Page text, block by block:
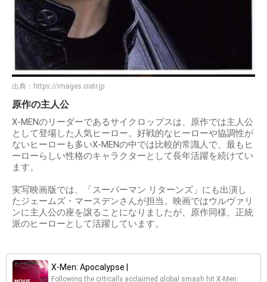
出典： https://images.ciatr.jp
原作の主人公
X-MENのリーダーであるサイクロップスは、原作では主人公
として登場した人気ヒーロー。好戦的なヒーローや協調性が
ないヒーローも多いX-MENの中では比較的常識人で、最もヒ
ーローらしい性格のキャラクターとして長年活躍を続けてい
ます。
実写映画版では、「スーパーマン リターンズ」にも出演し
たジェームズ・マースデンさんが担当。映画ではウルヴァリ
ンに主人公の座を譲ることになりましたが、原作同様、正統
派のヒーローとして活躍しています。
X-Men: Apocalypse |
Following the critically acclaimed global smash hit X-Men: